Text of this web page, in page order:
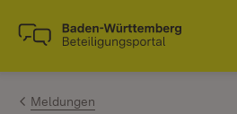
Zum Inhalt springen
Link zur Startseite
Meldungen